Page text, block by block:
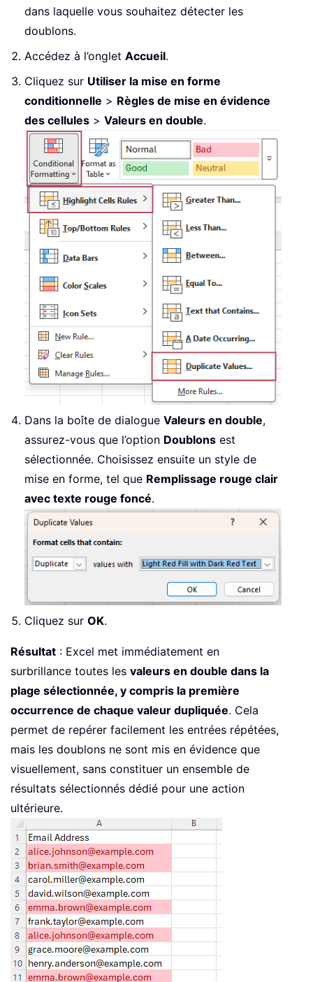
dans laquelle vous souhaitez détecter les
doublons.
Accédez à l’onglet Accueil.
Cliquez sur Utiliser la mise en forme
conditionnelle > Règles de mise en évidence
des cellules > Valeurs en double.
Dans la boîte de dialogue Valeurs en double,
assurez-vous que l’option Doublons est
sélectionnée. Choisissez ensuite un style de
mise en forme, tel que Remplissage rouge clair
avec texte rouge foncé.
Cliquez sur OK.
Résultat : Excel met immédiatement en
surbrillance toutes les valeurs en double dans la
plage sélectionnée, y compris la première
occurrence de chaque valeur dupliquée. Cela
permet de repérer facilement les entrées répétées,
mais les doublons ne sont mis en évidence que
visuellement, sans constituer un ensemble de
résultats sélectionnés dédié pour une action
ultérieure.